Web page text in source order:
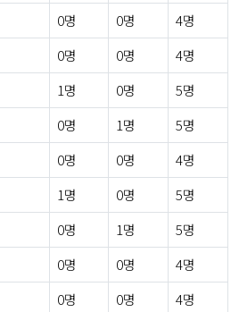
0명 0명
4명
0명 0명
4명
1명 0명
5명
0명 1명
5명
0명 0명
4명
1명 0명
5명
0명 1명
5명
0명 0명
4명
0명 0명
4명